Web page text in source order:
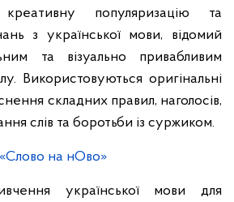
популяризацію та
з української мови, відомий
та візуально привабливим
Використовуються оригінальні
складних правил, наголосів,
слів та боротьби із суржиком.
на нОво»
української мови для